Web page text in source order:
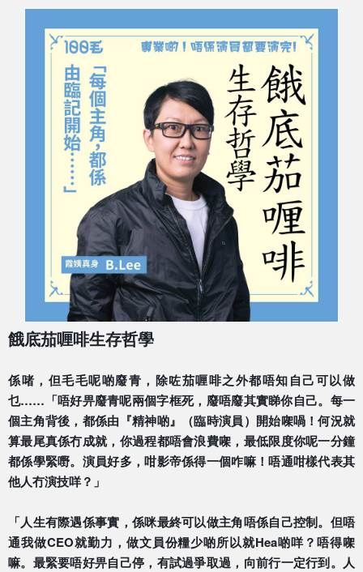
餓底茄喱啡生存哲學
係啫，但毛毛呢啲廢青，除咗茄喱啡之外都唔知自己可以做
乜……「唔好畀廢青呢兩個字框死，廢唔廢其實睇你自己。 每一
個主角背後，都係由『精神啲』（臨時演員）開始㗎喎 ！何況就
算最尾真係冇成就，你過程都唔會浪費㗎，最低限度你呢一分鐘
都係學緊嘢。演員好多，咁影帝係得一個咋嘛！唔通咁樣代表其
他人冇演技咩？」
「人生有際遇係事實，係咪最終可以做主角唔係自己控制。 但唔
通我做CEO就勤力，做文員份糧少啲所以就Hea啲咩？唔得㗎
嘛。最緊要唔好畀自己停，有試過爭取過，向前行一定行到。人